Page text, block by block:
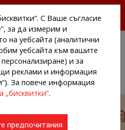
И КОМПАНИИТЕС Ваше съгласие
за да измерим и
на уебсайта (аналитични
уебсайта към вашите
и за
реклами и информация
За повече информация
„бисквитки”.
предпочитания